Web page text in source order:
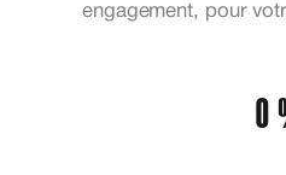
engagement, pour
0